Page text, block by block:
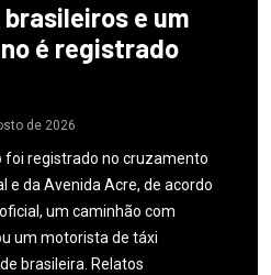
e um
é registrado
de 2026
foi registrado no cruzamento
e da Avenida Acre, de acordo
um caminhão com
um motorista de táxi
brasileira. Relatos